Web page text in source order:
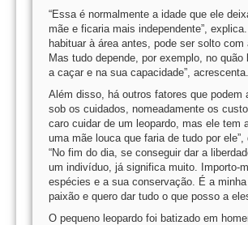
“Essa é normalmente a idade que ele
mãe e ficaria mais independente”,
habituar à área antes, pode ser solto com
Mas tudo depende, por exemplo, no quão
a caçar e na sua capacidade”, acrescenta.
Além disso, há outros fatores que podem
sob os cuidados, nomeadamente os
caro cuidar de um leopardo, mas ele tem
uma mãe louca que faria de tudo por
“No fim do dia, se conseguir dar a
um indivíduo, já significa muito. Importo-
espécies e a sua conservação. É a minha
paixão e quero dar tudo o que posso a
O pequeno leopardo foi batizado em